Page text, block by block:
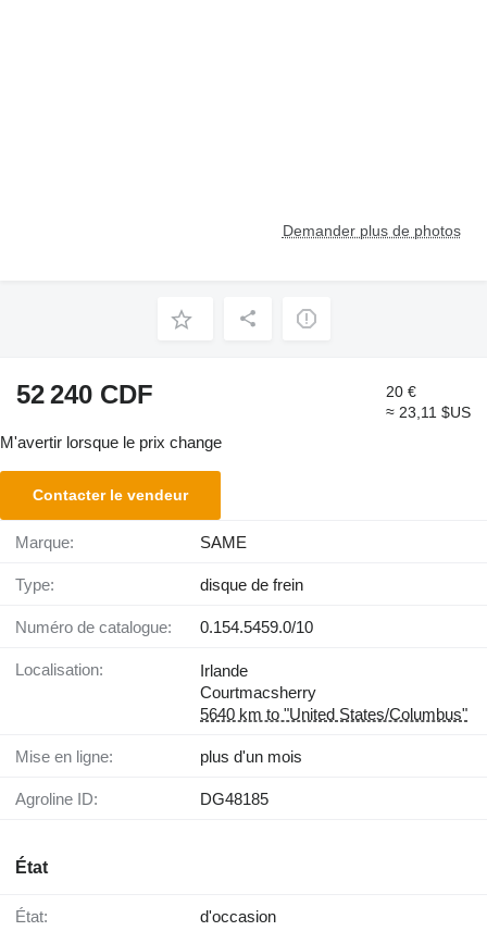
Demander plus de photos
52 240 CDF
20 €
≈ 23,11 $US
M'avertir lorsque le prix change
Contacter le vendeur
Marque: SAME
Type: disque de frein
Numéro de catalogue: 0.154.5459.0/10
Localisation:
Irlande
Courtmacsherry
5640 km to "United States/Columbus"
Mise en ligne: plus d'un mois
Agroline ID: DG48185
État
État: d'occasion